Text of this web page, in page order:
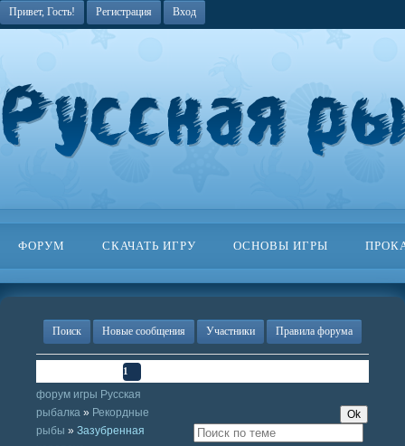
Привет, Гость! Регистрация Вход
ФОРУМ СКАЧАТЬ ИГРУ ОСНОВЫ ИГРЫ
Поиск Новые сообщения Участники Правила форума
1
форум игры Русская
рыбалка » Рекордные
рыбы » Зазубренная